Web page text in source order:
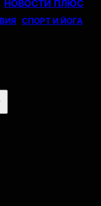
НОВОСТИ ПЛЮС
СПОРТ И ЙОГА